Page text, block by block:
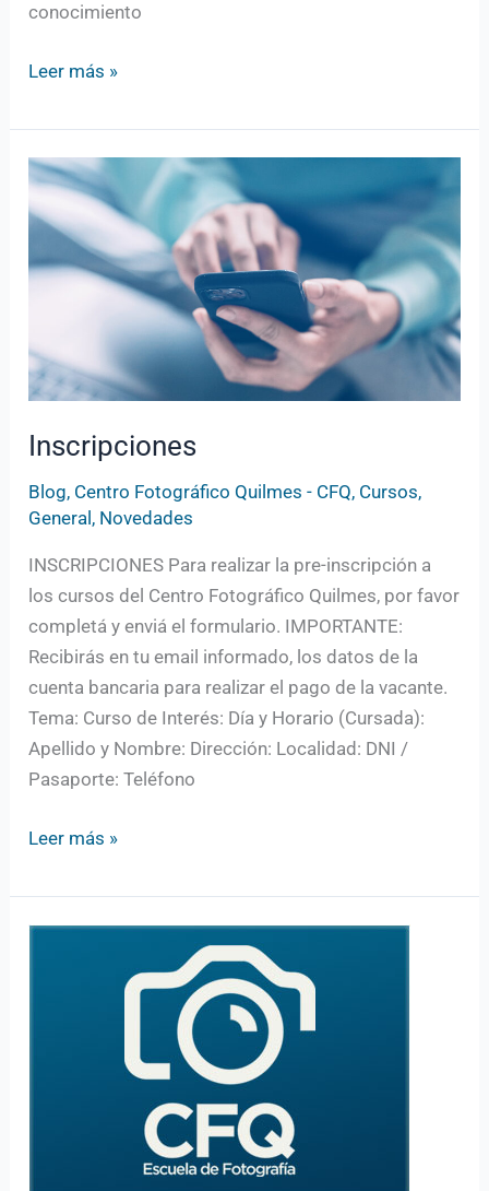
conocimiento
Leer más »
Inscripciones
Blog, Centro Fotográfico Quilmes - CFQ, Cursos,
General , Novedades
INSCRIPCIONES Para realizar la pre-inscripción a
los cursos del Centro Fotográfico Quilmes, por favor
completá y enviá el formulario. IMPORTANTE:
Recibirás en tu email informado, los datos de la
cuenta bancaria para realizar el pago de la vacante.
Tema: Curso de Interés: Día y Horario (Cursada):
Apellido y Nombre: Dirección: Localidad: DNI /
Pasaporte: Teléfono
Inscripciones
Leer más »